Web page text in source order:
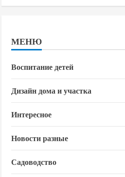
МЕНЮ
Воспитание детей
Дизайн дома и участка
Интересное
Новости разные
Садоводство